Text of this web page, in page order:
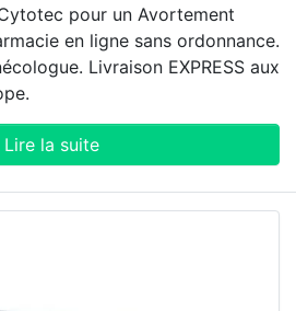
pour un Avortement
en ligne sans ordonnance.
Livraison EXPRESS aux
Lire la suite